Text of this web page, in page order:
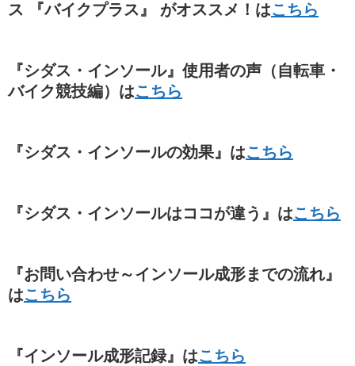
ス 『バイクプラス』 がオススメ！はこちら
『シダス・インソール』使用者の声（自転車・
バイク競技編）はこちら
『シダス・インソールの効果』はこちら
『シダス・インソールはココが違う』はこちら
『お問い合わせ～インソール成形までの流れ』
はこちら
『インソール成形記録』はこちら